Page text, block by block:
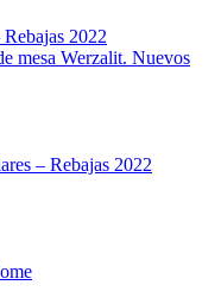
2022
mesa Werzalit. Nuevos
– Rebajas 2022